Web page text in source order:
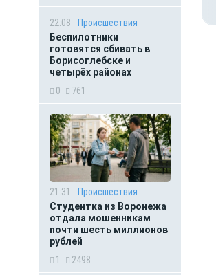
22:08
Происшествия
Беспилотники
готовятся сбивать в
Борисоглебске и
четырёх районах
0
761
21:31
Происшествия
Студентка из Воронежа
отдала мошенникам
почти шесть миллионов
рублей
1
2498